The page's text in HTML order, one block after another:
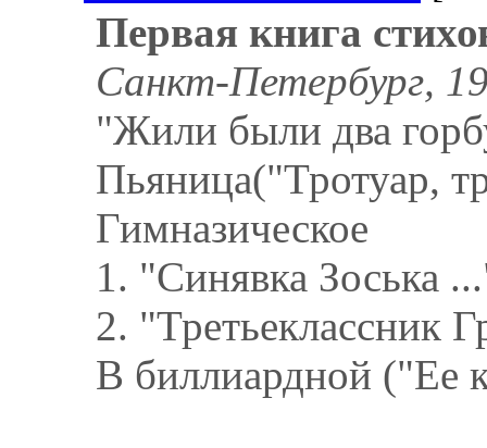
Первая книга
Санкт-Петербург,
"Жили были два
Пьяница("Тротуар,
Гимназическое
1. "Синявка Зоська
2. "Третьеклассник
В биллиардной ("Ее